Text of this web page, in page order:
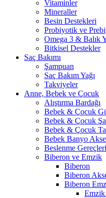
Vitaminler
Mineraller
Besin Destekleri
Probiyotik ve
Omega 3 & Balık
Bitkisel Destekler
Saç Bakımı
Şampuan
Saç Bakım Yağı
Takviyeler
Anne, Bebek ve Çocuk
Alıştırma Bardağı
Bebek & Çocuk
Bebek & Çocuk
Bebek & Çocuk
Bebek Banyo
Beslenme Gereçleri
Biberon ve Emzik
Biberon
Biberon
Biberon
Emzik